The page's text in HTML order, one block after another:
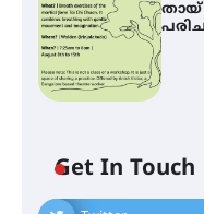
തായ്
Get In Touch